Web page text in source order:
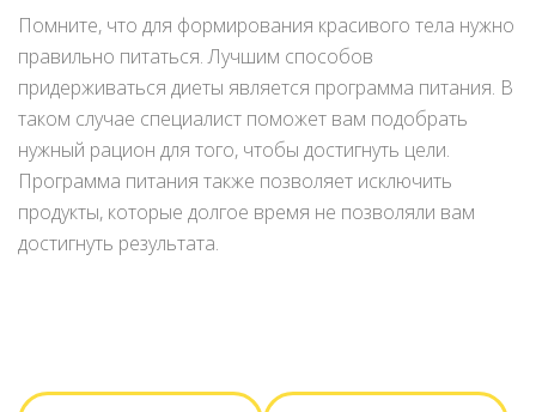
Помните, что для формирования красивого тела нужно
правильно питаться. Лучшим способов
придерживаться диеты является программа питания. В
таком случае специалист поможет вам подобрать
нужный рацион для того, чтобы достигнуть цели.
Программа питания также позволяет исключить
продукты, которые долгое время не позволяли вам
достигнуть результата.